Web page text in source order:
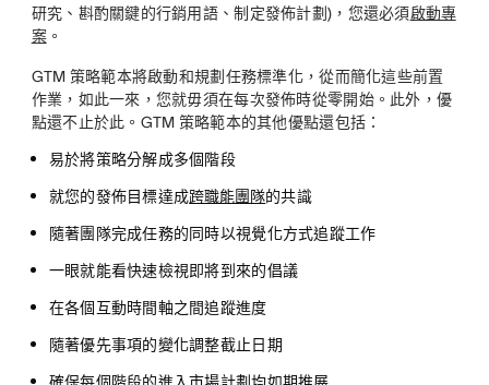
研究、斟酌關鍵的行銷用語、制定發佈計劃)，您還必須啟動專
案。
GTM 策略範本將啟動和規劃任務標準化，從而簡化這些前置
作業，如此一來，您就毋須在每次發佈時從零開始。此外，優
點還不止於此。GTM 策略範本的其他優點還包括：
易於將策略分解成多個階段
就您的發佈目標達成跨職能團隊的共識
隨著團隊完成任務的同時以視覺化方式追蹤工作
一眼就能看快速檢視即將到來的倡議
在各個互動時間軸之間追蹤進度
隨著優先事項的變化調整截止日期